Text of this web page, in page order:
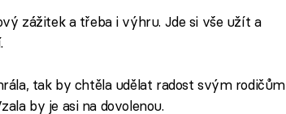
zážitek a třeba i výhru. Jde si vše užít a
tak by chtěla udělat radost svým rodičům
by je asi na dovolenou.